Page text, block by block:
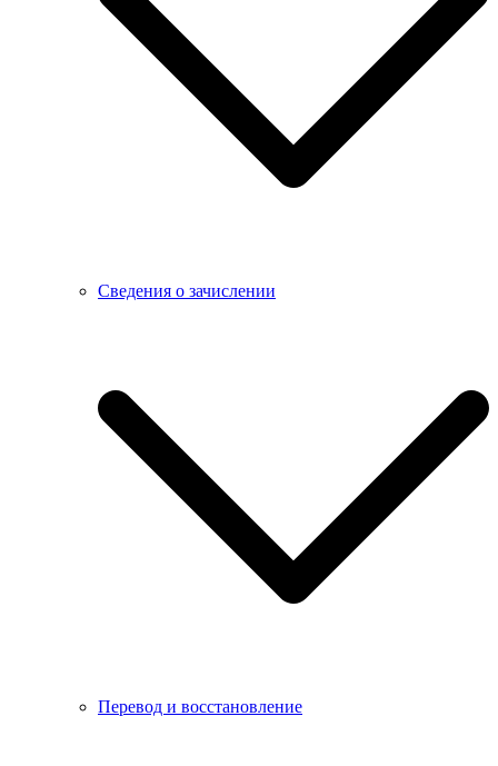
Сведения о зачислении
Перевод и восстановление